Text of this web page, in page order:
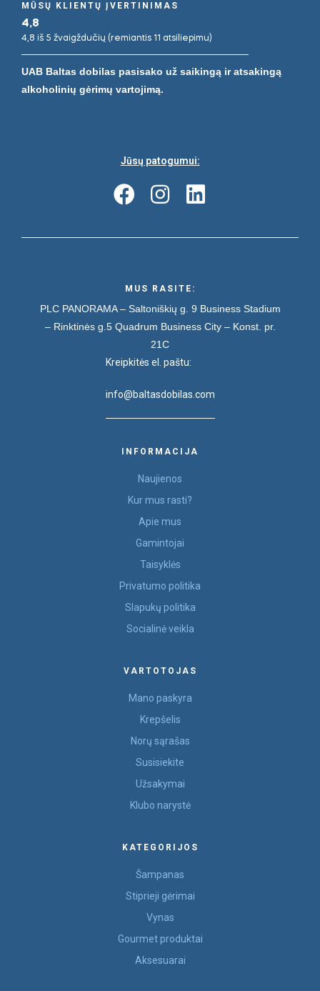
MŪSŲ KLIENTŲ ĮVERTINIMAS
4,8
4,8 iš 5 žvaigždučių (remiantis 11 atsiliepimu)
UAB Baltas dobilas pasisako už saikingą ir atsakingą
alkoholinių gėrimų vartojimą.
Jūsų patogumui:
MUS RASITE:
PLC PANORAMA – Saltoniškių g. 9 Business Stadium
– Rinktinės g.5 Quadrum Business City – Konst. pr.
21C
Kreipkitės el. paštu:
info@baltasdobilas.com
INFORMACIJA
Naujienos
Kur mus rasti?
Apie mus
Gamintojai
Taisyklės
Privatumo politika
Slapukų politika
Socialinė veikla
VARTOTOJAS
Mano paskyra
Krepšelis
Norų sąrašas
Susisiekite
Užsakymai
Klubo narystė
KATEGORIJOS
Šampanas
Stiprieji gėrimai
Vynas
Gourmet produktai
Aksesuarai